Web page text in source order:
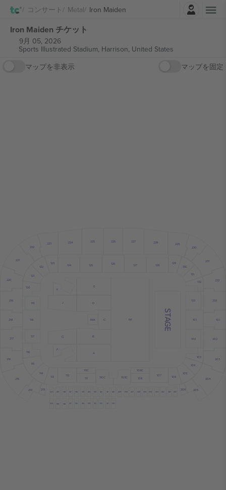
コンサート Metal Iron Maiden
Iron Maiden チケット
9月 05, 2026
Sports Illustrated Stadium, Harrison, United States
マップを非表示
マップを固定
PIT
A
B
C
D
E
F
G
J
K
107
108
108C
109C
110C
111
111C
112
113
114
115
116
117
118
119
120
121
122
123 124 125 126 127 128
213
214
215
216
217
218
219
220
221
222
223 224 225 226 227 228
400
401
402
403
404
405
406
407
408
409
410
411
413
414
415
416
417
418
419
420 412
510
511
512
513
514
515
516
517
518
519
520
106
MIX
129
101 101
202
203
204
205
206
229
230
231
232
233
102
103
104
105
130
131
132
133
STAGE